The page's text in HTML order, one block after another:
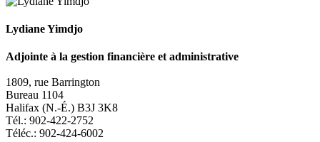
Lydiane Yimdjo
Adjointe à la gestion financière et administrative
1809, rue Barrington
Bureau 1104
Halifax (N.-É.) B3J 3K8
Tél.: 902-422-2752
Téléc.: 902-424-6002